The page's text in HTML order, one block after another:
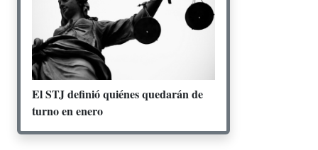
El STJ definió quiénes quedarán de
turno en enero